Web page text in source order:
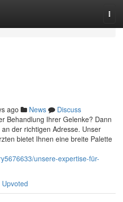
ago News
Discuss
Behandlung Ihrer Gelenke? Dann
der richtigen Adresse. Unser
bietet Ihnen eine breite Palette
unsere-expertise-für-